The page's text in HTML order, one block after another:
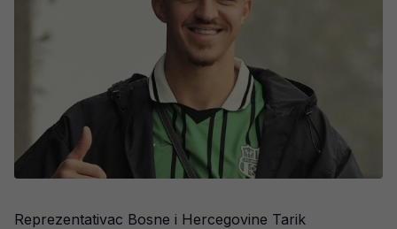
Reprezentativac Bosne i Hercegovine Tarik